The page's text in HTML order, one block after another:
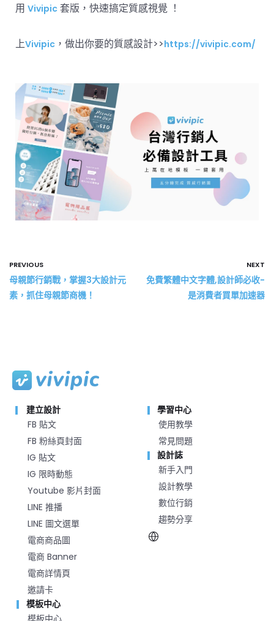
用 Vivipic 套版，快速搞定質感視覺 ！
上Vivipic ，做出你要的質感設計>>https://vivipic.com/
PREVIOUS
母親節行銷戰，掌握3大設計元
素，抓住母親節商機！
NEXT
免費繁體中文字體,設計師必收-
是消費者買單加速器
建立設計
FB 貼文
FB 粉絲頁封面
IG 貼文
IG 限時動態
Youtube 影片封面
LINE 推播
LINE 圖文選單
電商商品圖
電商 Banner
電商詳情頁
邀請卡
模板中心
學習中心
使用教學
常見問題
設計誌
新手入門
設計教學
數位行銷
趨勢分享